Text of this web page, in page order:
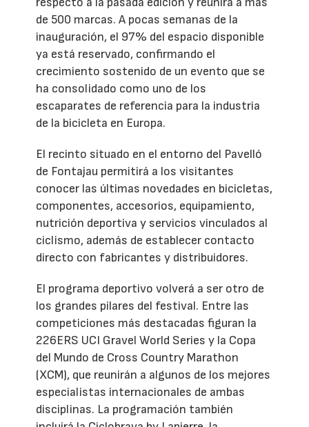
de 500 marcas. A pocas semanas de la
inauguración, el 97% del espacio disponible
ya está reservado, confirmando el
crecimiento sostenido de un evento que se
ha consolidado como uno de los
escaparates de referencia para la industria
de la bicicleta en Europa.
El recinto situado en el entorno del Pavelló
de Fontajau permitirá a los visitantes
conocer las últimas novedades en bicicletas,
componentes, accesorios, equipamiento,
nutrición deportiva y servicios vinculados al
ciclismo, además de establecer contacto
directo con fabricantes y distribuidores.
El programa deportivo volverá a ser otro de
los grandes pilares del festival. Entre las
competiciones más destacadas figuran la
226ERS UCI Gravel World Series y la Copa
del Mundo de Cross Country Marathon
(XCM), que reunirán a algunos de los mejores
especialistas internacionales de ambas
disciplinas. La programación también